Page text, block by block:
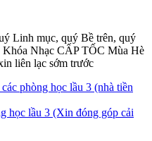
Linh mục, quý Bề trên, quý
Khóa Nhạc CẤP TỐC Mùa Hè
liên lạc sớm trước
phòng học lầu 3 (nhà tiền
học lầu 3 (Xin đóng góp cải